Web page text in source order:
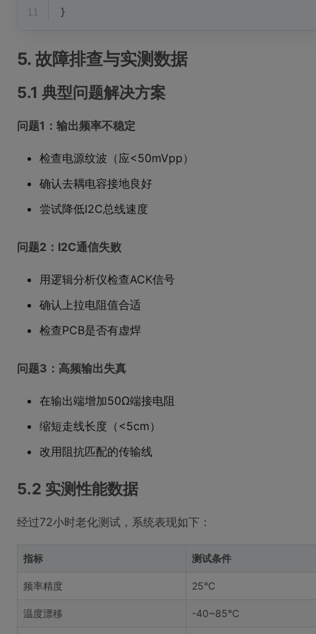
11
}
5. 故障排查与实测数据
5.1 典型问题解决方案
问题1：输出频率不稳定
检查电源纹波（应<50mVpp）
确认去耦电容接地良好
尝试降低I2C总线速度
问题2：I2C通信失败
用逻辑分析仪检查ACK信号
确认上拉电阻值合适
检查PCB是否有虚焊
问题3：高频输出失真
在输出端增加50Ω端接电阻
缩短走线长度（<5cm）
改用阻抗匹配的传输线
5.2 实测性能数据
经过72小时老化测试，系统表现如下：
指标 测试条件
频率精度 25°C
温度漂移 -40~85°C